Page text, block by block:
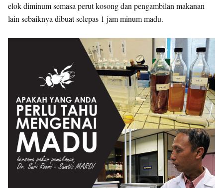
elok diminum semasa perut kosong dan pengambilan makanan
lain sebaiknya dibuat selepas 1 jam minum madu.